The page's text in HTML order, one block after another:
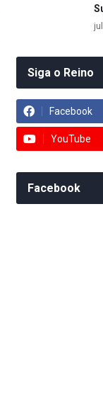
Siga o Reino
Facebook
YouTube
Facebook